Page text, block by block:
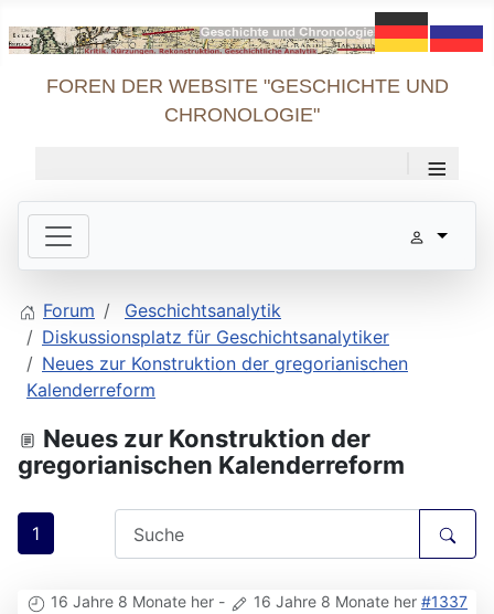
FOREN DER WEBSITE "GESCHICHTE UND
CHRONOLOGIE"
≡
Forum
Geschichtsanalytik
Diskussionsplatz für Geschichtsanalytiker
Neues zur Konstruktion der gregorianischen
Kalenderreform
Neues zur Konstruktion der
gregorianischen Kalenderreform
1
16 Jahre 8 Monate her - 16 Jahre 8 Monate her #1337